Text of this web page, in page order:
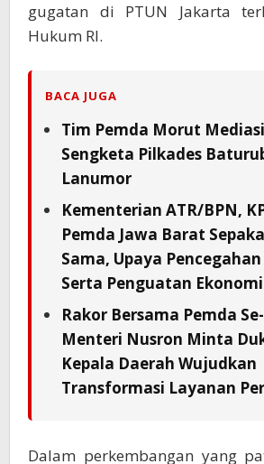
gugatan di PTUN Jakarta
Hukum RI.
BACA JUGA
Tim Pemda Morut
Sengketa Pilkades
Lanumor
Kementerian ATR/BPN,
Pemda Jawa Barat
Sama, Upaya
Serta Penguatan
Rakor Bersama Pemda
Menteri Nusron Minta
Kepala Daerah Wujudkan
Transformasi Layanan
Dalam perkembangan yang